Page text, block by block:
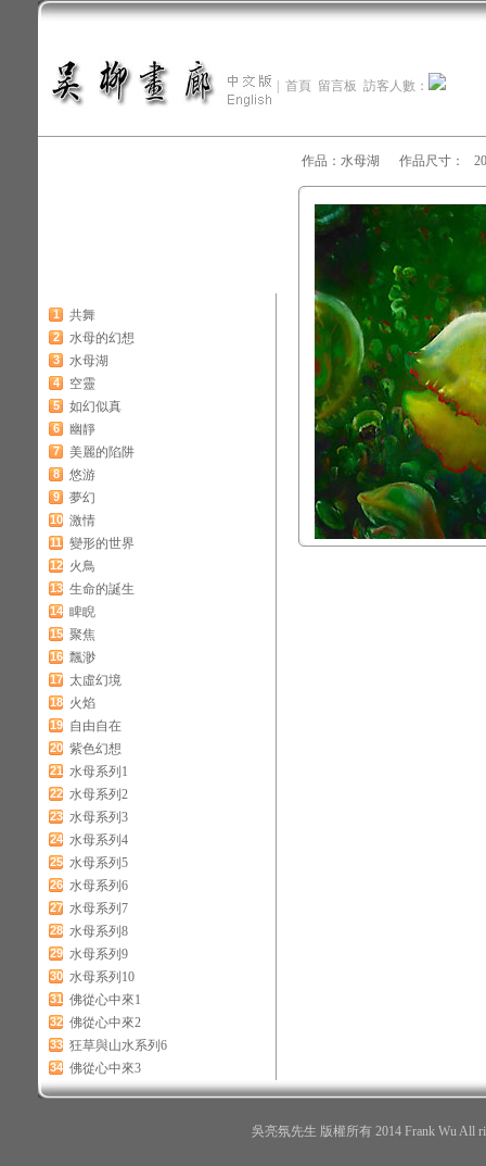
首頁 留言板 訪客人數：
1 共舞
2 水母的幻想
3 水母湖
4 空靈
5 如幻似真
6 幽靜
7 美麗的陷阱
8 悠游
9 夢幻
10 激情
11 變形的世界
12 火鳥
13 生命的誕生
14 睥睨
15 聚焦
16 飄渺
17 太虛幻境
18 火焰
19 自由自在
20 紫色幻想
21 水母系列1
22 水母系列2
23 水母系列3
24 水母系列4
25 水母系列5
26 水母系列6
27 水母系列7
28 水母系列8
29 水母系列9
30 水母系列10
31 佛從心中來1
32 佛從心中來2
33 狂草與山水系列6
34 佛從心中來3
作品：水母湖 作品尺寸：
吳亮氛先生 版權所有 2014 Frank Wu All